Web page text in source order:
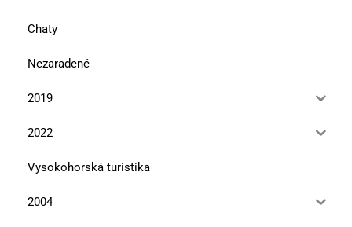
Chaty
Nezaradené
2019
2022
Vysokohorská turistika
2004